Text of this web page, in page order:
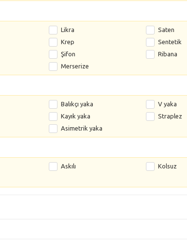
Likra
Saten
Krep
Sentetik
Şifon
Ribana
Merserize
Balıkçı yaka
V yaka
Kayık yaka
Straplez
Asimetrik yaka
Askılı
Kolsuz